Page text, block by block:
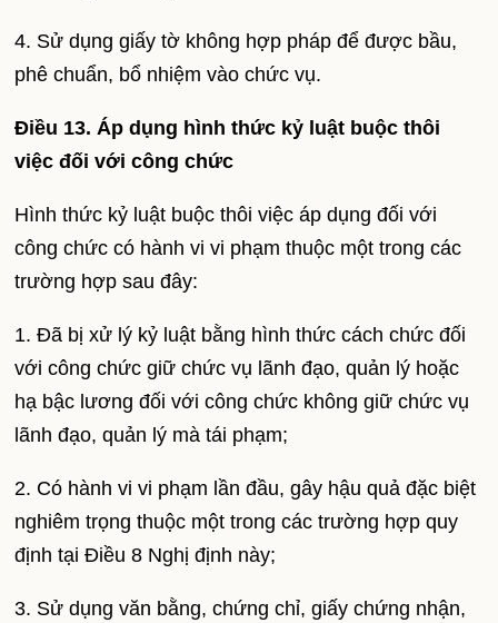
4. Sử dụng giấy tờ không hợp pháp để được bầu,
phê chuẩn, bổ nhiệm vào chức vụ.
Điều 13. Áp dụng hình thức kỷ luật buộc thôi
việc đối với công chức
Hình thức kỷ luật buộc thôi việc áp dụng đối với
công chức có hành vi vi phạm thuộc một trong các
trường hợp sau đây:
1. Đã bị xử lý kỷ luật bằng hình thức cách chức đối
với công chức giữ chức vụ lãnh đạo, quản lý hoặc
hạ bậc lương đối với công chức không giữ chức vụ
lãnh đạo, quản lý mà tái phạm;
2. Có hành vi vi phạm lần đầu, gây hậu quả đặc biệt
nghiêm trọng thuộc một trong các trường hợp quy
định tại Điều 8 Nghị định này;
3. Sử dụng văn bằng, chứng chỉ, giấy chứng nhận,